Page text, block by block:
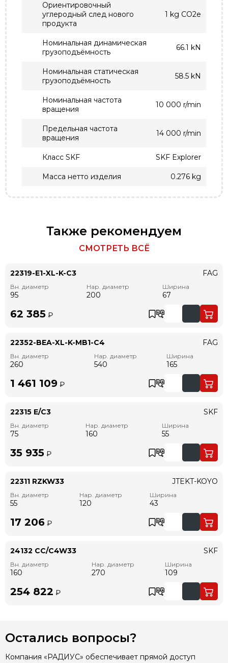
Ориентировочный
углеродный след нового
продукта
1 kg CO2e
Номинальная динамическая
грузоподъёмность
66.1 kN
Номинальная статическая
грузоподъёмность
58.5 kN
Номинальная частота
вращения
10 000 r/min
Предельная частота
вращения
14 000 r/min
Класс SKF SKF Explorer
Масса нетто изделия 0.276 kg
Также рекомендуем
СМОТРЕТЬ ВСЁ
22319-E1-XL-K-C3
Вн. диаметр
95
Нар. диаметр
200
Ширина
67
FAG
62 385 ₽
22352-BEA-XL-K-MB1-C4
Вн. диаметр
260
Нар. диаметр
540
Ширина
165
FAG
1 461 109 ₽
22315 E/C3
Вн. диаметр
75
Нар. диаметр
160
Ширина
55
SKF
35 935 ₽
22311 RZKW33
Вн. диаметр
55
Нар. диаметр
120
Ширина
43
JTEKT-KOYO
17 206 ₽
24132 CC/C4W33
Вн. диаметр
160
Нар. диаметр
270
Ширина
109
SKF
254 822 ₽
Остались вопросы?
Компания «РАДИУС» обеспечивает прямой доступ